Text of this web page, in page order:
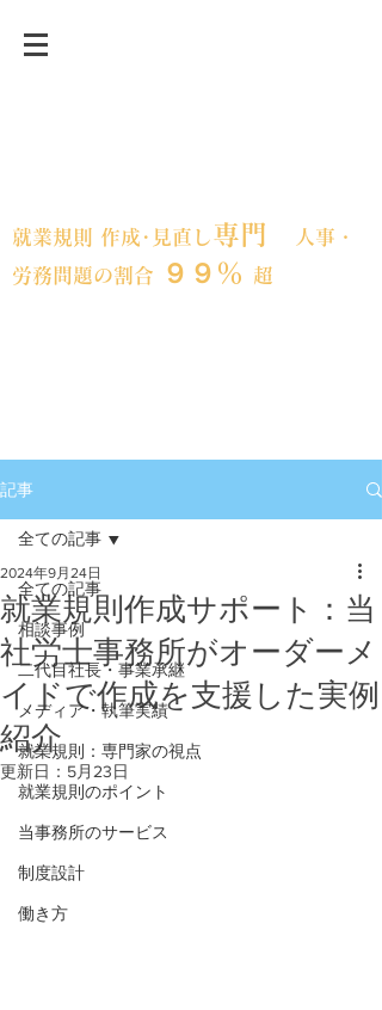
就業規則 作成･見直し専門
人事・
労務問題の割合
９９％ 超
記事
全ての記事
相談事例
二代目社長・事業承継
メディア・執筆実績
就業規則：専門家の視点
就業規則のポイント
当事務所のサービス
制度設計
働き方
全ての記事
就業規則作成サポート：当
社労士事務所がオーダーメ
イドで作成を支援した実例
紹介
2024年9月24日
更新日： 5月23日